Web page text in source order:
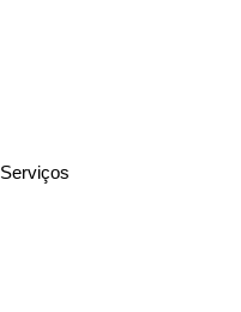
Serviços